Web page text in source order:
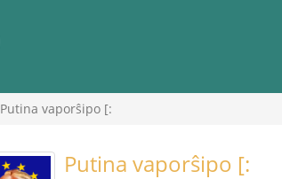
Putina vaporŝipo [:
Putina vaporŝipo [: